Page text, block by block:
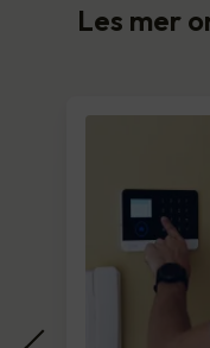
Les mer